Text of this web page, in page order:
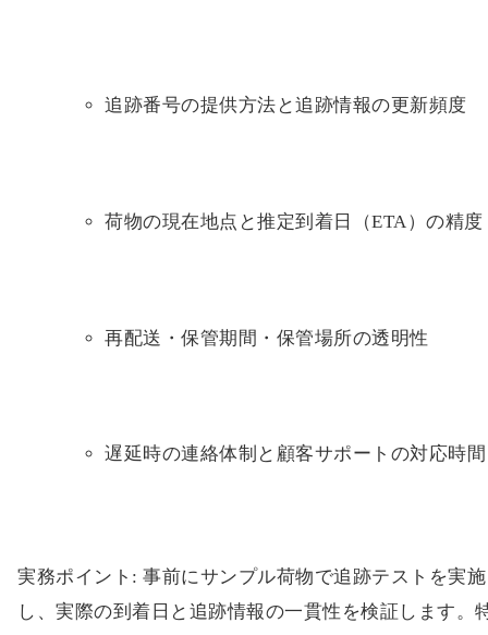
追跡番号の提供方法と追跡情報の更新頻度
荷物の現在地点と推定到着日（ETA）の精度
再配送・保管期間・保管場所の透明性
遅延時の連絡体制と顧客サポートの対応時間
実務ポイント: 事前にサンプル荷物で追跡テストを実施
し、実際の到着日と追跡情報の一貫性を検証します。